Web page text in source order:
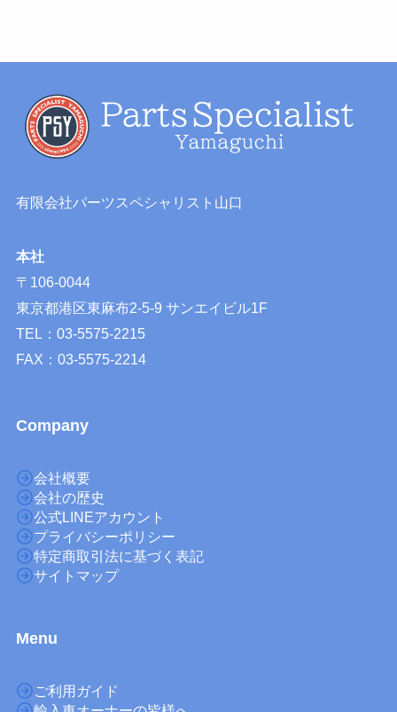
有限会社パーツスペシャリスト山口
本社
〒106-0044
東京都港区東麻布2-5-9 サンエイビル1F
TEL：03-5575-2215
FAX：03-5575-2214
Company
会社概要
会社の歴史
公式LINEアカウント
プライバシーポリシー
特定商取引法に基づく表記
サイトマップ
Menu
ご利用ガイド